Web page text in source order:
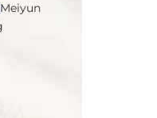
Meiyun